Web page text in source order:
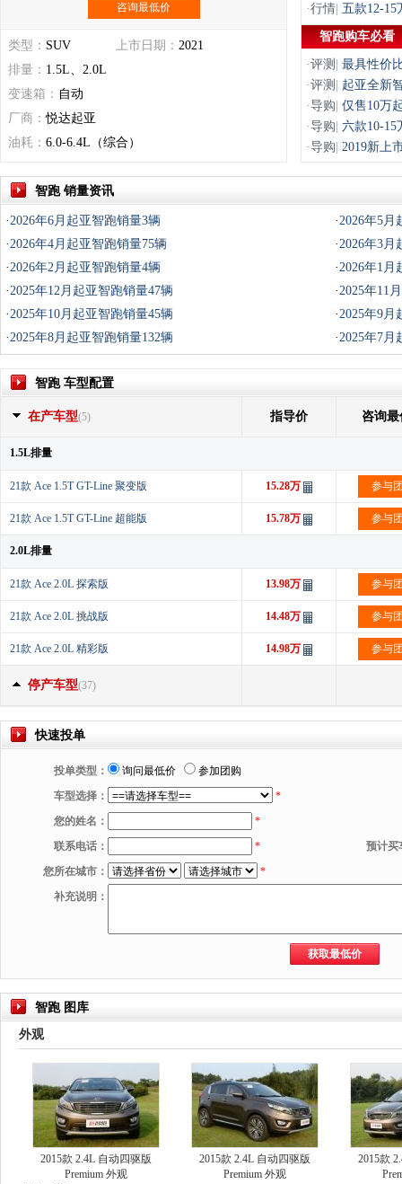
咨询最低价
类型： SUV 上市日期： 2021
排量： 1.5L、2.0L
变速箱： 自动
厂商：悦达起亚
油耗： 6.0-6.4L（综合）
·行情 五款12-15
智跑购车必看
·评测
最具性价
·评测
起亚全新
·导购 仅售10万
·导购 六款10-15
·导购 2019新上
智跑 销量资讯
·2026年6月起亚智跑销量3辆 ·2026年5月
·2026年4月起亚智跑销量75辆 ·2026年3月
·2026年2月起亚智跑销量4辆 ·2026年1月
·2025年12月起亚智跑销量47辆 ·2025年11
·2025年10月起亚智跑销量45辆 ·2025年9月
·2025年8月起亚智跑销量132辆 ·2025年7月
智跑 车型配置
在产车型(5) 指导价 咨询最
1.5L排量
21款 Ace 1.5T GT-Line 聚变版 15.28万 参与
21款 Ace 1.5T GT-Line 超能版 15.78万 参与
2.0L排量
21款 Ace 2.0L 探索版 13.98万 参与
21款 Ace 2.0L 挑战版 14.48万 参与
21款 Ace 2.0L 精彩版 14.98万 参与
停产车型(37)
快速投单
投单类型： 询问最低价
参加团购
车型选择：
*
您的姓名：
*
联系电话：
*
预计买
您所在城市：
*
补充说明：
智跑 图库
外观
2015款 2.4L 自动四驱版
Premium 外观
2015款 2.4L 自动四驱版
Premium 外观
2015款